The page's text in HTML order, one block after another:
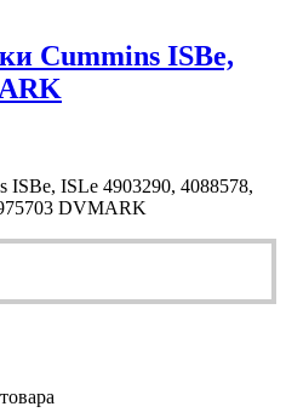
Cummins ISBe,
ISBe, ISLe 4903290, 4088578,
DVMARK